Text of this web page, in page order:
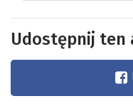
Udostępnij ten